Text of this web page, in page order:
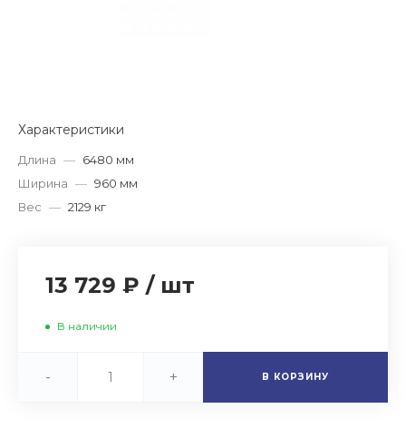
Характеристики
Длина — 6480 мм
Ширина — 960 мм
Вес — 2129 кг
13 729 ₽ / шт
В наличии
- + В КОРЗИНУ